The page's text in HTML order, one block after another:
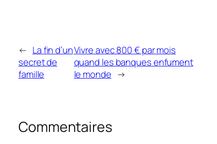
← La fin d’un
secret de
famille
Vivre avec 800 € par mois
quand les banques enfument
le monde →
Commentaires